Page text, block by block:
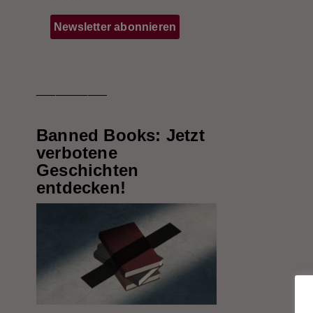
Banned Books: Jetzt
verbotene
Geschichten
entdecken!